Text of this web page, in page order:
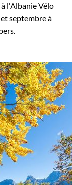
à l'AlbanieVélo
septembre à